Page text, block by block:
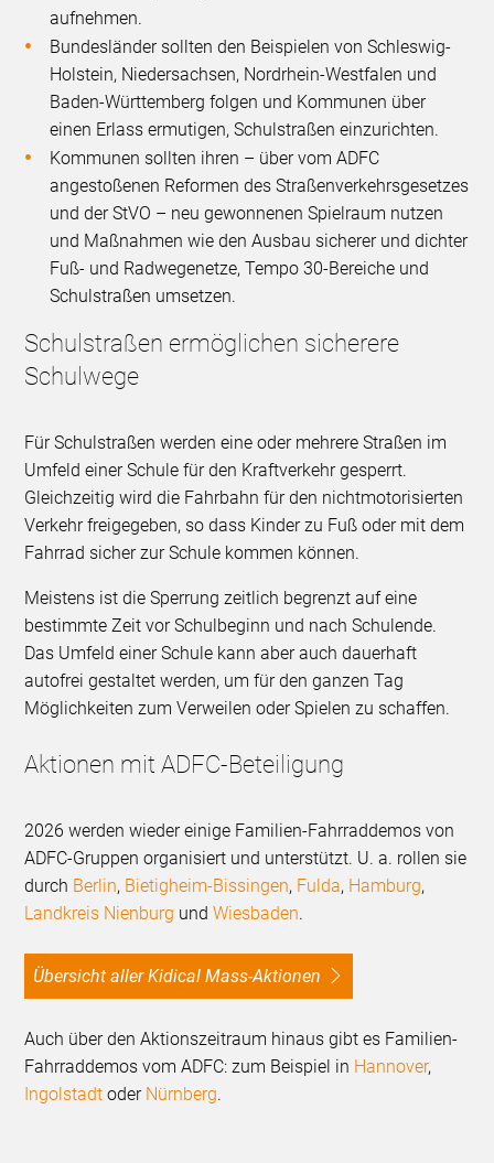
aufnehmen.
Bundesländer sollten den Beispielen von Schleswig-
Holstein, Niedersachsen, Nordrhein-Westfalen und
Baden-Württemberg folgen und Kommunen über
einen Erlass ermutigen, Schulstraßen einzurichten.
Kommunen sollten ihren – über vom ADFC
angestoßenen Reformen des Straßenverkehrsgesetzes
und der StVO – neu gewonnenen Spielraum nutzen
und Maßnahmen wie den Ausbau sicherer und dichter
Fuß- und Radwegenetze, Tempo 30-Bereiche und
Schulstraßen umsetzen.
Schulstraßen ermöglichen sicherere
Schulwege
Für Schulstraßen werden eine oder mehrere Straßen im
Umfeld einer Schule für den Kraftverkehr gesperrt.
Gleichzeitig wird die Fahrbahn für den nichtmotorisierten
Verkehr freigegeben, so dass Kinder zu Fuß oder mit dem
Fahrrad sicher zur Schule kommen können.
Meistens ist die Sperrung zeitlich begrenzt auf eine
bestimmte Zeit vor Schulbeginn und nach Schulende.
Das Umfeld einer Schule kann aber auch dauerhaft
autofrei gestaltet werden, um für den ganzen Tag
Möglichkeiten zum Verweilen oder Spielen zu schaffen.
Aktionen mit ADFC-Beteiligung
2026 werden wieder einige Familien-Fahrraddemos von
ADFC-Gruppen organisiert und unterstützt. U. a. rollen sie
durch Berlin, Bietigheim-Bissingen, Fulda, Hamburg,
Landkreis Nienburg undWiesbaden.
Übersicht aller Kidical Mass-Aktionen
Auch über den Aktionszeitraum hinaus gibt es Familien-
Fahrraddemos vom ADFC: zum Beispiel in Hannover,
Ingolstadt oder Nürnberg.